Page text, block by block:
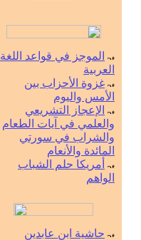
الموجز في قواعد اللغة
العربية
غزوة الأحزاب بين
الأمس واليوم
الإعجاز التشريعي
والعلمي في آيات الطعام
والشراب في سورتي
المائدة والأنعام
أمريكا حلم الشباب
الواهم
حاشية ابن عابدين